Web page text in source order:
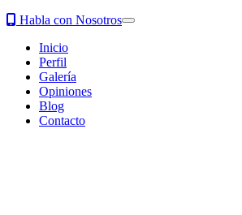
Habla con Nosotros
Inicio
Perfil
Galería
Opiniones
Blog
Contacto